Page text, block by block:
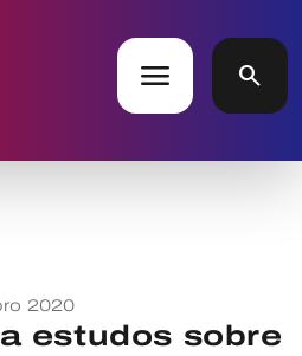
menu search
2020
estudos sobre